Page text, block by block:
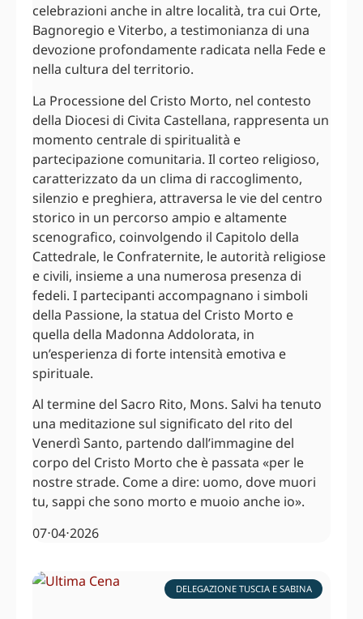
celebrazioni anche in altre località, tra cui Orte,
Bagnoregio e Viterbo, a testimonianza di una
devozione profondamente radicata nella Fede e
nella cultura del territorio.
La Processione del Cristo Morto, nel contesto
della Diocesi di Civita Castellana, rappresenta un
momento centrale di spiritualità e
partecipazione comunitaria. Il corteo religioso,
caratterizzato da un clima di raccoglimento,
silenzio e preghiera, attraversa le vie del centro
storico in un percorso ampio e altamente
scenografico, coinvolgendo il Capitolo della
Cattedrale, le Confraternite, le autorità religiose
e civili, insieme a una numerosa presenza di
fedeli. I partecipanti accompagnano i simboli
della Passione, la statua del Cristo Morto e
quella della Madonna Addolorata, in
un’esperienza di forte intensità emotiva e
spirituale.
Al termine del Sacro Rito, Mons. Salvi ha tenuto
una meditazione sul significato del rito del
Venerdì Santo, partendo dall’immagine del
corpo del Cristo Morto che è passata «per le
nostre strade. Come a dire: uomo, dove muori
tu, sappi che sono morto e muoio anche io».
07⋅04⋅2026
DELEGAZIONE TUSCIA E SABINA